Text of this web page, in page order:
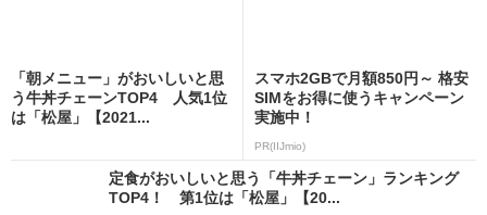
「朝メニュー」がおいしいと思
う牛丼チェーンTOP4 人気1位
は「松屋」【2021...
スマホ2GBで月額850円～ 格安
SIMをお得に使うキャンペーン
実施中！
PR(IIJmio)
定食がおいしいと思う「牛丼チェーン」ランキング
TOP4！ 第1位は「松屋」【20...